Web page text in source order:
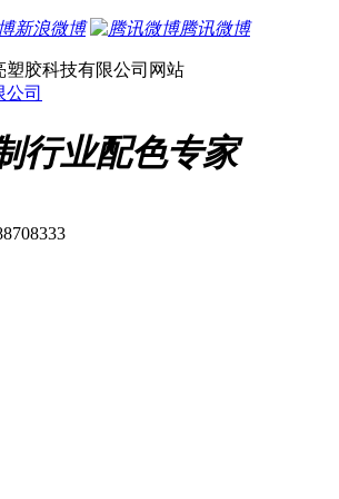
新浪微博 腾讯微博
胶科技有限公司网站
行业配色专家